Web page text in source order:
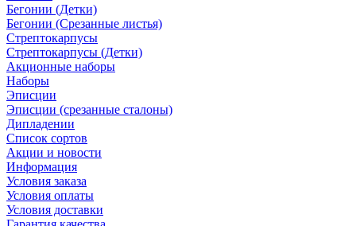
Бегонии (Детки)
Бегонии (Срезанные листья)
Стрептокарпусы
Стрептокарпусы (Детки)
Акционные наборы
Наборы
Эписции
Эписции (срезанные сталоны)
Дипладении
Список сортов
Акции и новости
Информация
Условия заказа
Условия оплаты
Условия доставки